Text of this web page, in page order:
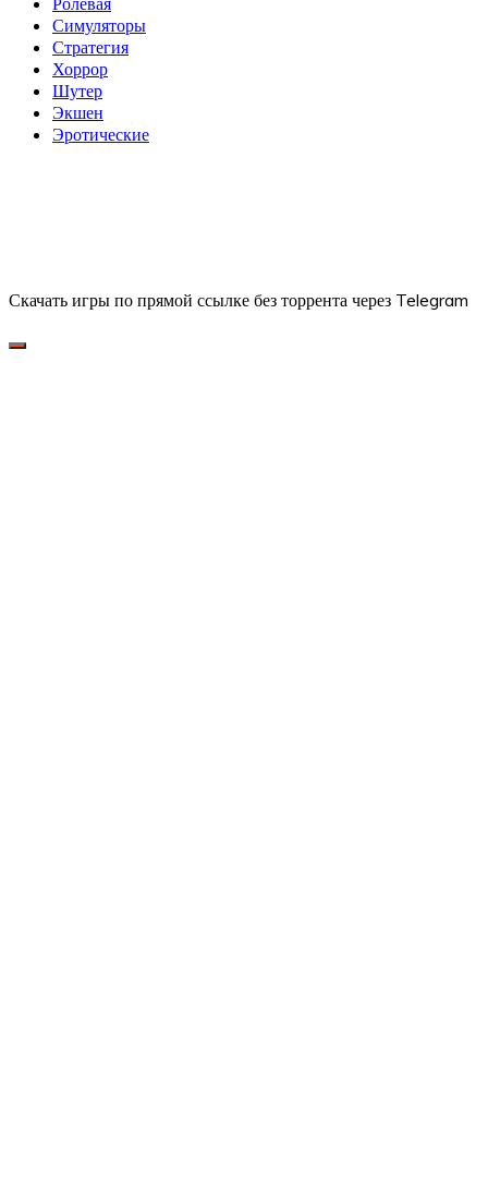
Симуляторы
Стратегия
Хоррор
Шутер
Экшен
Эротические
Скачать игры по прямой ссылке без торрента через Telegram